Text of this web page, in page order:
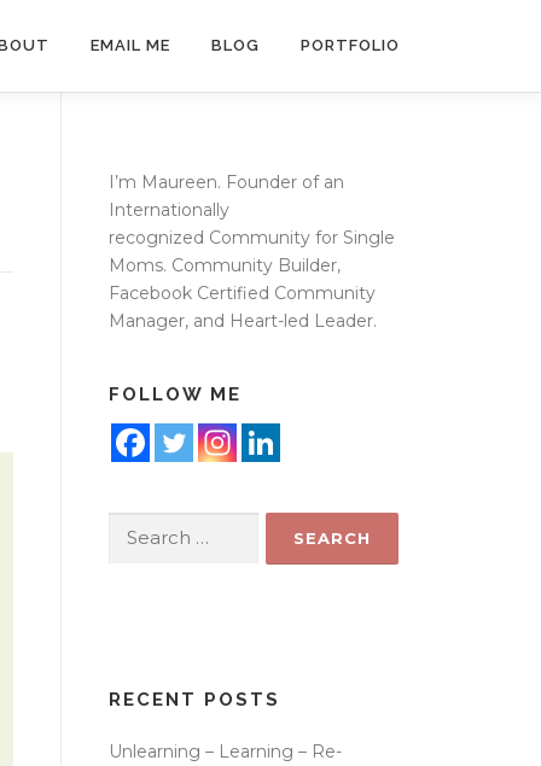
EMAIL ME BLOG PORTFOLIO
I’m Maureen. Founder of an
Internationally
recognized Community for Single
Moms. Community Builder,
Facebook Certified Community
Manager, and Heart-led Leader.
FOLLOW ME
RECENT POSTS
Unlearning – Learning – Re-